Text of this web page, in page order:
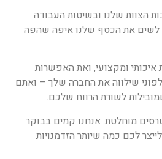
הצוות שלנו ובשיטות העבודה
לשים את הכסף שלנו איפה שהפה
איכותי ומקצועי, ואת האפשרות
שילווה את החברה שלך – ואתם
לשורת הרווח שלכם.
מוחלטת. אנחנו קמים בבוקר
לכם כמה שיותר הזדמנויות